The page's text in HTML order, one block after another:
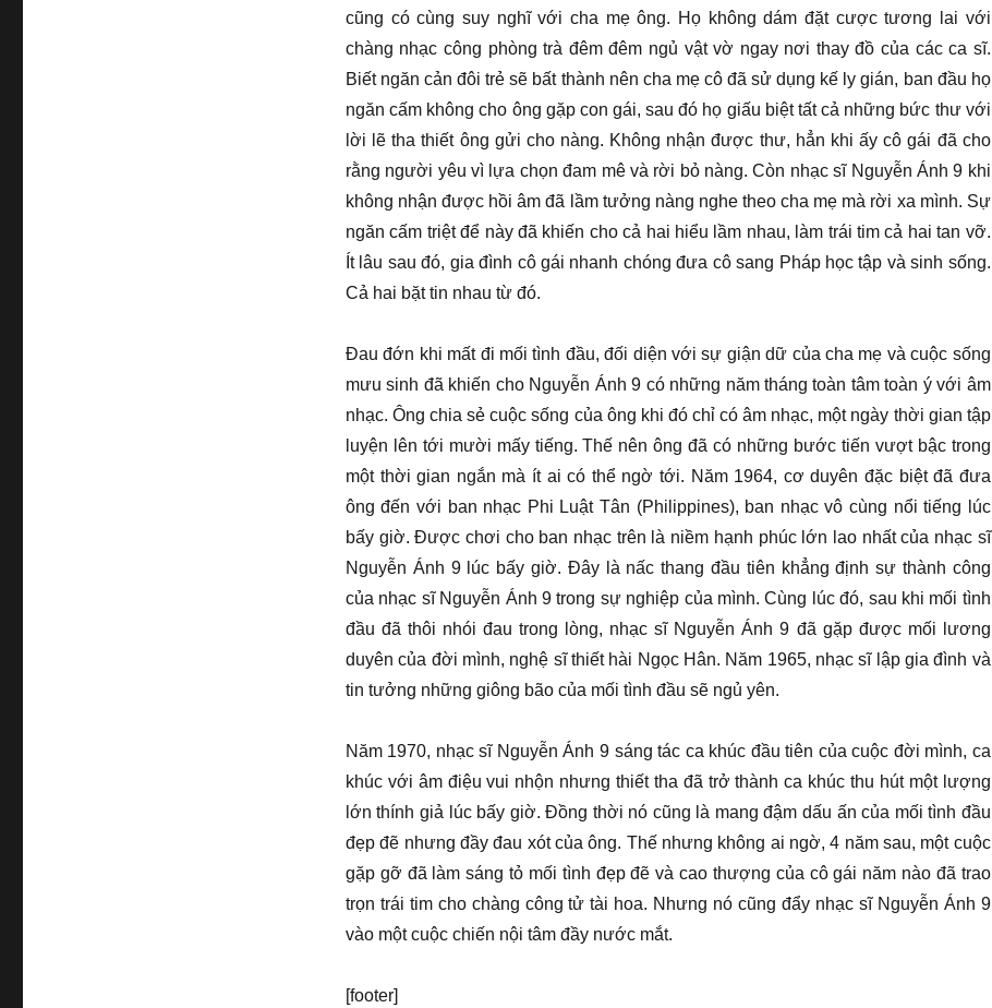
cũng có cùng suy nghĩ với cha mẹ ông. Họ không dám đặt cược tương lai với
chàng nhạc công phòng trà đêm đêm ngủ vật vờ ngay nơi thay đồ của các ca sĩ.
Biết ngăn cản đôi trẻ sẽ bất thành nên cha mẹ cô đã sử dụng kế ly gián, ban đầu họ
ngăn cấm không cho ông gặp con gái, sau đó họ giấu biệt tất cả những bức thư với
lời lẽ tha thiết ông gửi cho nàng. Không nhận được thư, hẳn khi ấy cô gái đã cho
rằng người yêu vì lựa chọn đam mê và rời bỏ nàng. Còn nhạc sĩ Nguyễn Ánh 9 khi
không nhận được hồi âm đã lầm tưởng nàng nghe theo cha mẹ mà rời xa mình. Sự
ngăn cấm triệt để này đã khiến cho cả hai hiểu lầm nhau, làm trái tim cả hai tan vỡ.
Ít lâu sau đó, gia đình cô gái nhanh chóng đưa cô sang Pháp học tập và sinh sống.
Cả hai bặt tin nhau từ đó.
Đau đớn khi mất đi mối tình đầu, đối diện với sự giận dữ của cha mẹ và cuộc sống
mưu sinh đã khiến cho Nguyễn Ánh 9 có những năm tháng toàn tâm toàn ý với âm
nhạc. Ông chia sẻ cuộc sống của ông khi đó chỉ có âm nhạc, một ngày thời gian tập
luyện lên tới mười mấy tiếng. Thế nên ông đã có những bước tiến vượt bậc trong
một thời gian ngắn mà ít ai có thể ngờ tới. Năm 1964, cơ duyên đặc biệt đã đưa
ông đến với ban nhạc Phi Luật Tân (Philippines), ban nhạc vô cùng nổi tiếng lúc
bấy giờ. Được chơi cho ban nhạc trên là niềm hạnh phúc lớn lao nhất của nhạc sĩ
Nguyễn Ánh 9 lúc bấy giờ. Đây là nấc thang đầu tiên khẳng định sự thành công
của nhạc sĩ Nguyễn Ánh 9 trong sự nghiệp của mình. Cùng lúc đó, sau khi mối tình
đầu đã thôi nhói đau trong lòng, nhạc sĩ Nguyễn Ánh 9 đã gặp được mối lương
duyên của đời mình, nghệ sĩ thiết hài Ngọc Hân. Năm 1965, nhạc sĩ lập gia đình và
tin tưởng những giông bão của mối tình đầu sẽ ngủ yên.
Năm 1970, nhạc sĩ Nguyễn Ánh 9 sáng tác ca khúc đầu tiên của cuộc đời mình, ca
khúc với âm điệu vui nhộn nhưng thiết tha đã trở thành ca khúc thu hút một lượng
lớn thính giả lúc bấy giờ. Đồng thời nó cũng là mang đậm dấu ấn của mối tình đầu
đẹp đẽ nhưng đầy đau xót của ông. Thế nhưng không ai ngờ, 4 năm sau, một cuộc
gặp gỡ đã làm sáng tỏ mối tình đẹp đẽ và cao thượng của cô gái năm nào đã trao
trọn trái tim cho chàng công tử tài hoa. Nhưng nó cũng đẩy nhạc sĩ Nguyễn Ánh 9
vào một cuộc chiến nội tâm đầy nước mắt.
[footer]